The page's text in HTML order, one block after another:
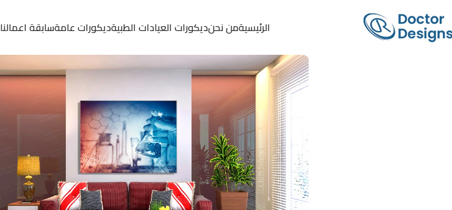
الرئيسيةمن نحنديكورات العيادات الطبيةديكورات عامةسابقة اعمالنا